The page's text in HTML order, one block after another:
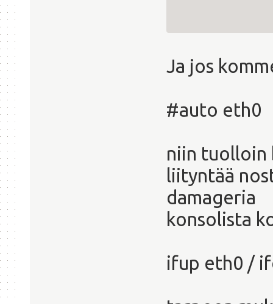
Ja jos
#auto eth0
niin tuolloin
liityntää
damageria
konsolista
ifup eth0 /